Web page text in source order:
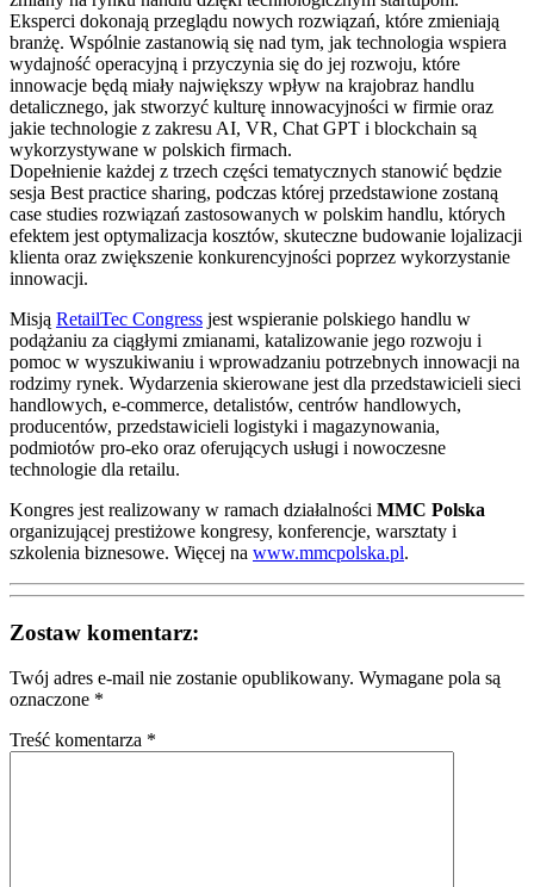
Eksperci dokonają przeglądu nowych rozwiązań, które zmieniają
branżę. Wspólnie zastanowią się nad tym, jak technologia wspiera
wydajność operacyjną i przyczynia się do jej rozwoju, które
innowacje będą miały największy wpływ na krajobraz handlu
detalicznego, jak stworzyć kulturę innowacyjności w firmie oraz
jakie technologie z zakresu AI, VR, Chat GPT i blockchain są
wykorzystywane w polskich firmach.
Dopełnienie każdej z trzech części tematycznych stanowić będzie
sesja Best practice sharing, podczas której przedstawione zostaną
case studies rozwiązań zastosowanych w polskim handlu, których
efektem jest optymalizacja kosztów, skuteczne budowanie lojalizacji
klienta oraz zwiększenie konkurencyjności poprzez wykorzystanie
innowacji.
Misją RetailTec Congress jest wspieranie polskiego handlu w
podążaniu za ciągłymi zmianami, katalizowanie jego rozwoju i
pomoc w wyszukiwaniu i wprowadzaniu potrzebnych innowacji na
rodzimy rynek. Wydarzenia skierowane jest dla przedstawicieli sieci
handlowych, e-commerce, detalistów, centrów handlowych,
producentów, przedstawicieli logistyki i magazynowania,
podmiotów pro-eko oraz oferujących usługi i nowoczesne
technologie dla retailu.
Kongres jest realizowany w ramach działalności MMC Polska
organizującej prestiżowe kongresy, konferencje, warsztaty i
szkolenia biznesowe. Więcej na www.mmcpolska.pl.
Zostaw komentarz:
Twój adres e-mail nie zostanie opublikowany. Wymagane pola są
oznaczone *
Treść komentarza *